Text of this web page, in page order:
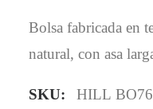
Bolsa fabricada en
natural, con asa
SKU:
HILL